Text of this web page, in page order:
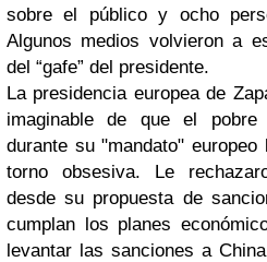
sobre el público y ocho
Algunos medios volvieron a
del “gafe” del presidente.
La presidencia europea de
imaginable de que el pobre
durante su "mandato"
torno obsesiva. Le
desde su propuesta de
cumplan los planes
levantar las sanciones a